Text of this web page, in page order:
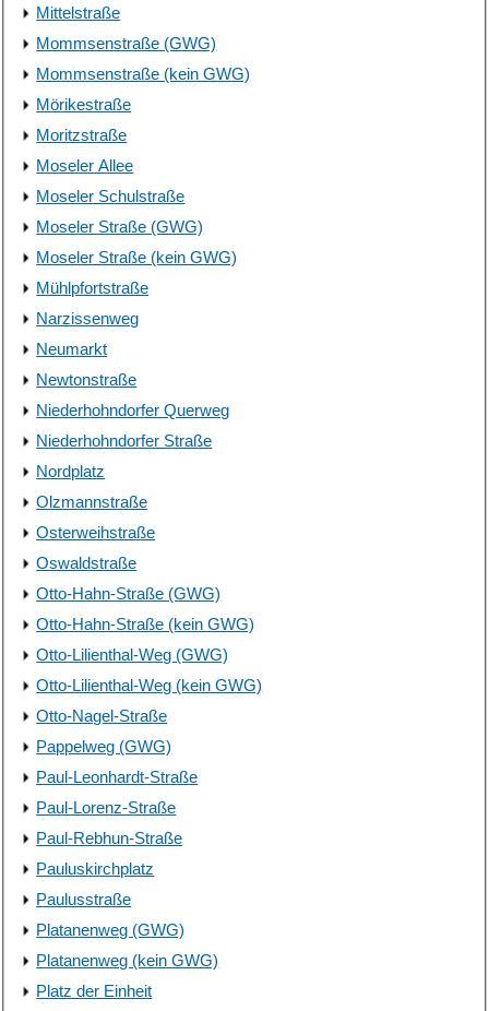
Mittelstraße
Mommsenstraße (GWG)
Mommsenstraße (kein GWG)
Mörikestraße
Moritzstraße
Moseler Allee
Moseler Schulstraße
Moseler Straße (GWG)
Moseler Straße (kein GWG)
Mühlpfortstraße
Narzissenweg
Neumarkt
Newtonstraße
Niederhohndorfer Querweg
Niederhohndorfer Straße
Nordplatz
Olzmannstraße
Osterweihstraße
Oswaldstraße
Otto-Hahn-Straße (GWG)
Otto-Hahn-Straße (kein GWG)
Otto-Lilienthal-Weg (GWG)
Otto-Lilienthal-Weg (kein GWG)
Otto-Nagel-Straße
Pappelweg (GWG)
Paul-Leonhardt-Straße
Paul-Lorenz-Straße
Paul-Rebhun-Straße
Pauluskirchplatz
Paulusstraße
Platanenweg (GWG)
Platanenweg (kein GWG)
Platz der Einheit